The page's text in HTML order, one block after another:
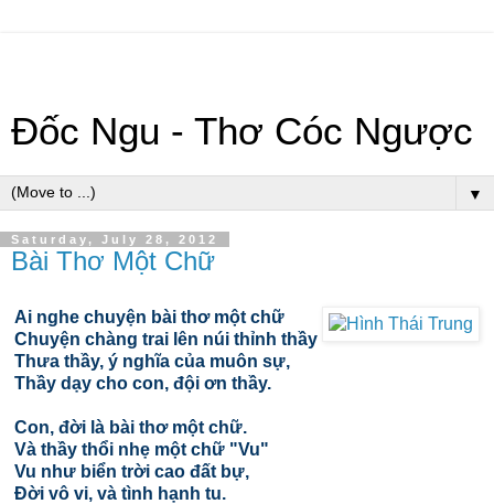
Đốc Ngu - Thơ Cóc Ngược
▼
Saturday, July 28, 2012
Bài Thơ Một Chữ
Ai nghe chuyện bài thơ một chữ
Chuyện chàng trai lên núi thỉnh thầy
Thưa thầy, ý nghĩa của muôn sự,
Thầy dạy cho con, đội ơn thầy.
Con, đời là bài thơ một chữ.
Và thầy thổi nhẹ một chữ "Vu"
Vu như biển trời cao đất bự,
Đời vô vi, và tình hạnh tu.